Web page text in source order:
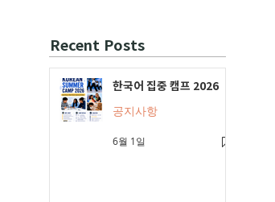
Recent Posts
한국어 집중 캠프 2026
공지사항
6월 1일